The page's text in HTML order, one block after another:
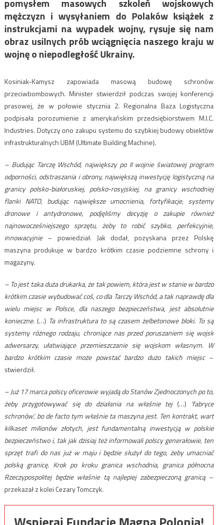
pomysłem masowych szkoleń wojskowych
mężczyzn i wysyłaniem do Polaków książek z
instrukcjami na wypadek wojny, rysuje się nam
obraz usilnych prób wciągnięcia naszego kraju w
wojnę o niepodległość Ukrainy.
Kosiniak-Kamysz zapowiada masową budowę schronów
przeciwbombowych. Minister stwierdził podczas swojej konferencji
prasowej, że w połowie stycznia 2. Regionalna Baza Logistyczna
podpisała porozumienie z amerykańskim przedsiębiorstwem M.I.C.
Industries. Dotyczy ono zakupu systemu do szybkiej budowy obiektów
infrastrukturalnych UBM (Ultimate Building Machine).
– Budując Tarczę Wschód, największy po II wojnie światowej program
odporności, odstraszania i obrony, największą inwestycję logistyczną na
granicy polsko-białoruskiej, polsko-rosyjskiej, na granicy wschodniej
flanki NATO, budując największe umocnienia, fortyfikacje, systemy
dronowe i antydronowe, podjęliśmy decyzję o zakupie również
najnowocześniejszego sprzętu, żeby to robić szybko, perfekcyjnie,
innowacyjnie– powiedział. Jak dodał, pozyskana przez Polskę
maszyna produkuje w bardzo krótkim czasie podziemne schrony i
magazyny.
– To jest taka duża drukarka, że tak powiem, która jest w stanie w bardzo
krótkim czasie wybudować coś, co dla Tarczy Wschód, a tak naprawdę dla
wielu miejsc w Polsce, dla naszego bezpieczeństwa, jest absolutnie
konieczne.(…) Ta infrastruktura to są czasem żelbetonowe bloki. To są
systemy różnego rodzaju, chroniące nas przed poruszaniem się wojsk
adwersarzy, ułatwiające przemieszczanie się wojskom własnym. W
bardzo krótkim czasie może powstać bardzo dużo takich miejsc–
stwierdził.
– Już 17 marca polscy oficerowie wyjadą do Stanów Zjednoczonych po to,
żeby przygotowywać się do działania na właśnie tej (…) ‘fabryce
schronów’, bo de facto tym właśnie ta maszyna jest. Ten kontrakt, wart
kilkaset milionów złotych, jest fundamentalną inwestycją w polskie
bezpieczeństwo i, tak jak dzisiaj też informowali polscy generałowie, ten
sprzęt trafi do nas już w maju i będzie służył do tego, żeby umacniać
polską granicę. Krok po kroku granica wschodnia, granica północna
Rzeczypospolitej będzie właśnie tą najlepiej zabezpieczoną granicą–
przekazał z kolei Cezary Tomczyk.